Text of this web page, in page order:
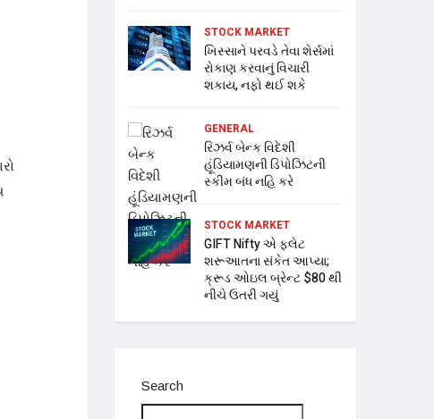
STOCK MARKET
ખિસ્સાને પરવડે તેવા શેર્સમાં
રોકાણ કરવાનું વિચારી
શકાય, નફો થઈ શકે
GENERAL
રિઝર્વ બેન્ક વિદેશી
હૂંડિયામણની ડિપોઝિટની
સ્કીમ બંધ નહિ કરે
STOCK MARKET
GIFT Nifty એ ફ્લેટ
શરૂઆતના સંકેત આપ્યા;
ક્રૂડ ઓઇલ બ્રેન્ટ $80 થી
નીચે ઉતરી ગયું
Search